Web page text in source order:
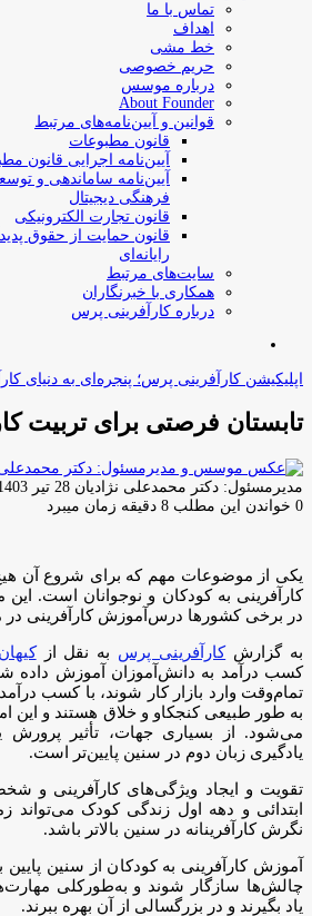
تماس با ما
اهداف
خط مشی
حریم خصوصی
درباره موسس
About Founder
قوانین و آیین‌نامه‌های مرتبط
‌قانون مطبوعات
آیین‌نامه اجرایی قانون
آیین‌نامه سامان­دهی و
فرهنگی دیجیتال
قانون تجارت الکترونیکی
قانون حمایت از حقوق
رایانه‌ای
سایت‌های مرتبط
همکاری با خبرنگاران
درباره کارآفرینی پرس
اپلیکیشن کارآفرینی پرس؛ پنجره‌ای به دنیای
تابستان فرصتی برای تربیت
مدیرمسئول: دکتر محمدعلی نژادیان ارسال
ایمیل
28 تیر 1403 10:00
0 خواندن این مطلب 8 دقیقه زمان میبرد
یکی از موضوعات مهم که برای شروع آن
کارآفرینی به کودکان و نوجوانان است.
در برخی کشورها درس‌آموزش کارآفرینی
به گزارشکارآفرینی پرس به نقل ازکیهان
کسب درآمد به دانش‌آموزان آموزش ‌داده
تمام‌وقت وارد بازار کار شوند، با کسب
به طور طبیعی کنجکاو و خلاق هستند و این
می‌شود. از بسیاری جهات، تأثیر پرورش
یادگیری زبان دوم در سنین پایین‌تر است.
تقویت و ایجاد ویژگی‌های کارآفرینی و
ابتدائی و دهه اول زندگی کودک می‌تواند
نگرش کارآفرینانه در سنین بالاتر باشد.
آموزش کارآفرینی به کودکان از سنین پایین
چالش‌ها سازگار شوند و به‌طورکلی
یاد بگیرند و در بزرگسالی از آن بهره ببرند.